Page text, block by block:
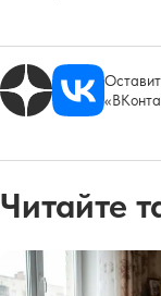
Читайте